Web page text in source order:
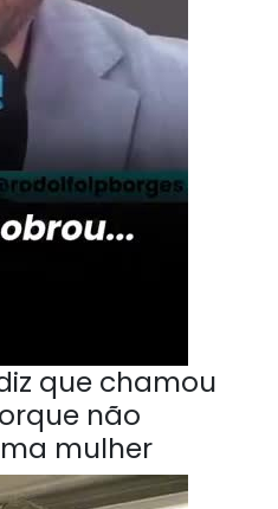
que chamou
não
mulher